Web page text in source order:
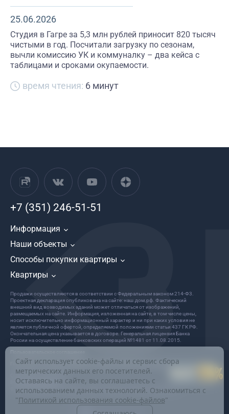
25.06.2026
Студия в Гагре за 5,3 млн рублей приносит 820 тысяч
чистыми в год. Посчитали загрузку по сезонам,
вычли комиссию УК и коммуналку – два кейса с
таблицами и сроками окупаемости.
время чтения: 6 минут
Продажи осуществляются в соответствии с Федеральным законом 214-Ф3.
Проектная декларация опубликована на сайте: наш.дом.рф. Фактический
внешний вид возводимых зданий может отличаться от изображений,
размещаемых на сайте. Информация, изложенная на сайте, в том числе цены,
носит исключительно информационный характер и ни при каких условия не
является публичной офертой, определяемой положениями статьи 437 ГК РФ.
Окончательная цена указывается в договоре. Генеральная лицензия Банка
России на осуществление банковских операций №1481 от 11.08.2015.
Политика в отношении обработки и защиты персональных данных
ООО «Девелопер Весна»
Все права защищены
© 2022 Информация на данном сайте не является публичной офертой.
Информация
Наши объекты
Способы покупки квартиры
Квартиры
+7 (351) 246-51-51
Сайт использует cookie-файлы и сервис сбора
метрических данных его посетителей.
Оставаясь на сайте, вы соглашаетесь с
использованием данных технологий. Ознакомиться с
"Политикой использования cookie-файлов"